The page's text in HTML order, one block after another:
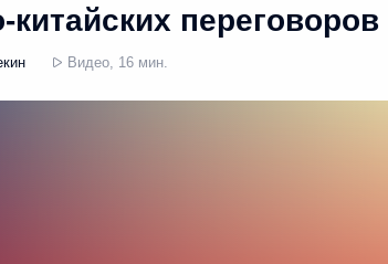
китайских переговоров
Видео, 16 мин.